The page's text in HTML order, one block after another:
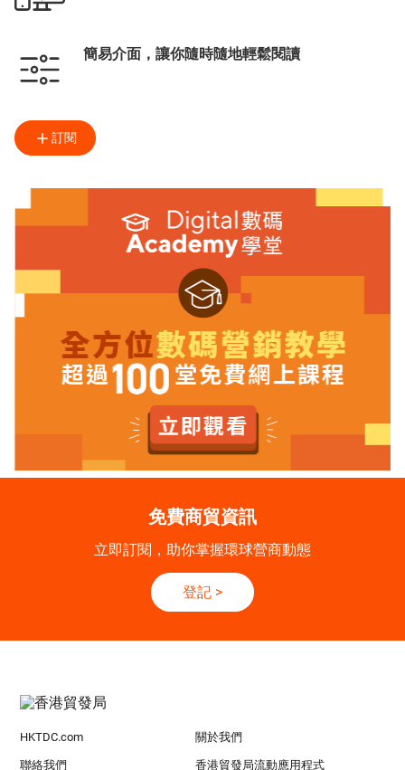
簡易介面，讓你隨時隨地輕鬆閱讀
訂閱
免費商貿資訊
立即訂閱，助你掌握環球營商動態
登記 >
HKTDC.com 關於我們
聯絡我們 香港貿發局流動應用程式